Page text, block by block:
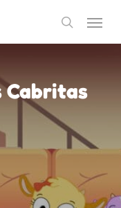
search
Menu
Cabritas